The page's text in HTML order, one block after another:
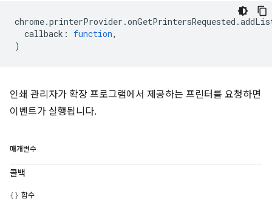
chrome.printerProvider .onGetPrintersRequested .
callback : function,
)
인쇄 관리자가 확장 프로그램에서 제공하는 프린터를 요청하면
이벤트가 실행됩니다.
매개변수
콜백
함수